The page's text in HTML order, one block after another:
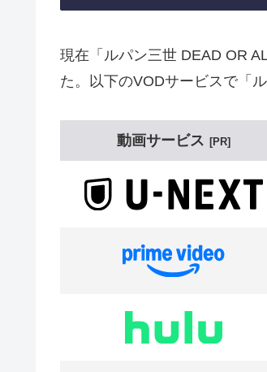
現在「ルパン三世 DEAD OR
た。以下のVODサービスで「
動画サービス PR